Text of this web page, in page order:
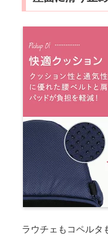
ラウチェもコペルタ